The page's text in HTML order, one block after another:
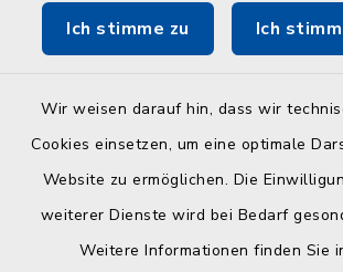
Ich stimme zu Ich
Wir weisen darauf hin, dass wir
Cookies einsetzen, um eine optimale
Website zu ermöglichen. Die
weiterer Dienste wird bei Bedarf
Weitere Informationen finden Sie
Am Selent/Schlesen MapOne
Barrierefreiheit